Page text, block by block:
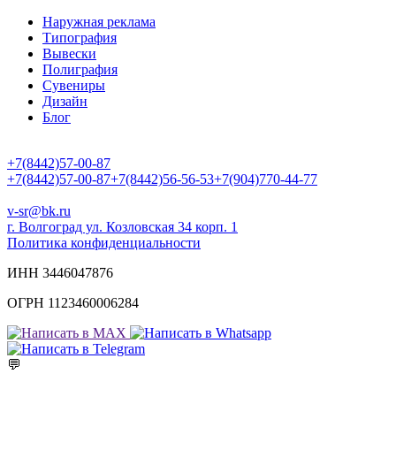
Наружная реклама
Типография
Вывески
Полиграфия
Сувениры
Дизайн
Блог
+7(8442)57-00-87
+7(8442)57-00-87+7(8442)56-56-53+7(904)770-44-77
v-sr@bk.ru
г. Волгоград ул. Козловская 34 корп. 1
Политика конфиденциальности
ИНН 3446047876
ОГРН 1123460006284
💬